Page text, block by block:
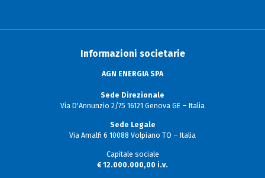
Informazioni societarie
AGN ENERGIA SPA
Sede Direzionale
Via D'Annunzio 2/75 16121 Genova GE – Italia
Sede Legale
Via Amalfi 6 10088 Volpiano TO – Italia
Capitale sociale
€ 12.000.000,00 i.v.